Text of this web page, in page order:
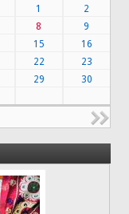
1
2
8
9
15
16
22
23
29
30